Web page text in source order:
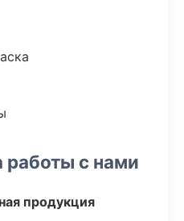
с нами
продукция